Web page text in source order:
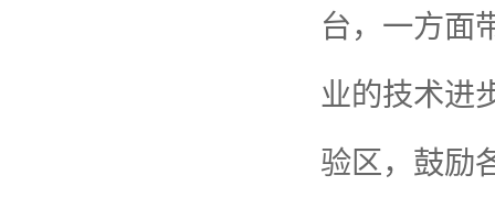
台，一方面
业的技术进
验区，鼓励